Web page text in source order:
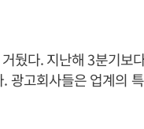
뒀다. 지난해 3분기보
광고회사들은 업계의